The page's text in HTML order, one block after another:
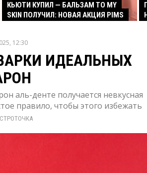
КЬЮТИ КУПИЛ — БАЛЬЗАМ TO MY
SKIN ПОЛУЧИЛ: НОВАЯ АКЦИЯ PIMS
12:30
ИДЕАЛЬНЫХ
аль-денте получается невкусная
правило, чтобы этого избежать